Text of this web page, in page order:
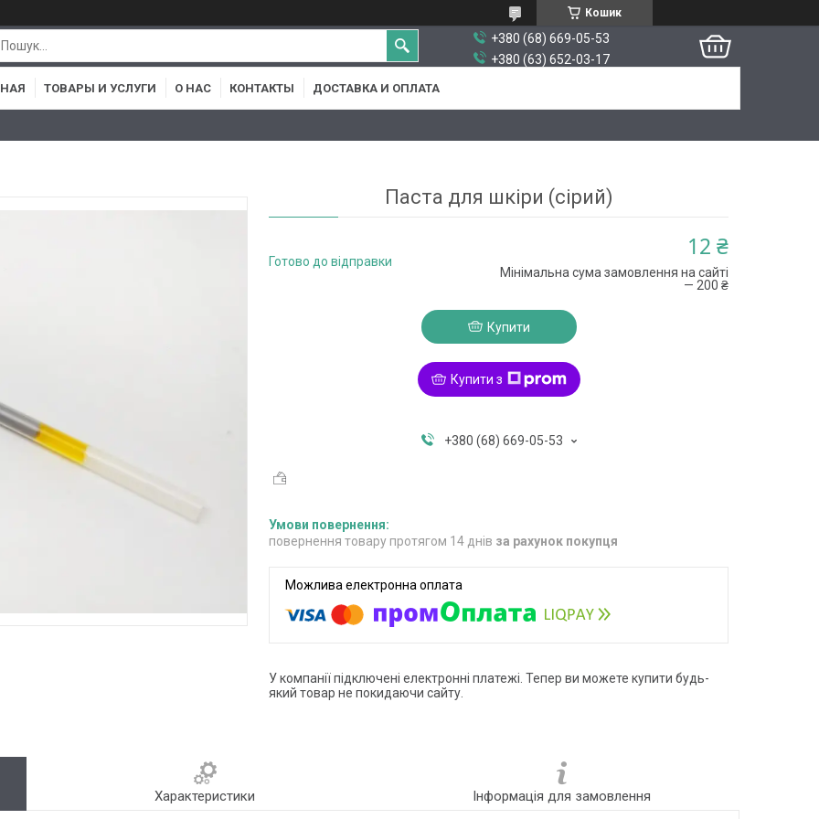
Кошик
+380 (68) 669-05-53
+380 (63) 652-03-17
ТОВАРЫ И УСЛУГИ О НАС КОНТАКТЫ ДОСТАВКА И ОПЛАТА
Паста для шкіри (сірий)
Готово до відправки
12 ₴
Мінімальна сума замовлення на сайті
— 200 ₴
Купити
Купити з
+380 (68) 669-05-53
повернення товару протягом 14 днів за рахунок покупця
У компанії підключені електронні платежі. Тепер ви можете купити будь-
який товар не покидаючи сайту.
Характеристики Інформація для замовлення